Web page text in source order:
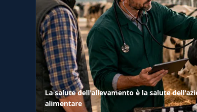
La salute dell'allevamento è la salute
alimentare